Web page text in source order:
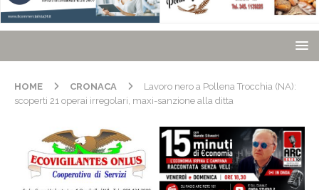
HOME CRONACA
Lavoro nero a Pollena Trocchia (NA):
scoperti 21 operai irregolari, maxi-sanzione alla ditta